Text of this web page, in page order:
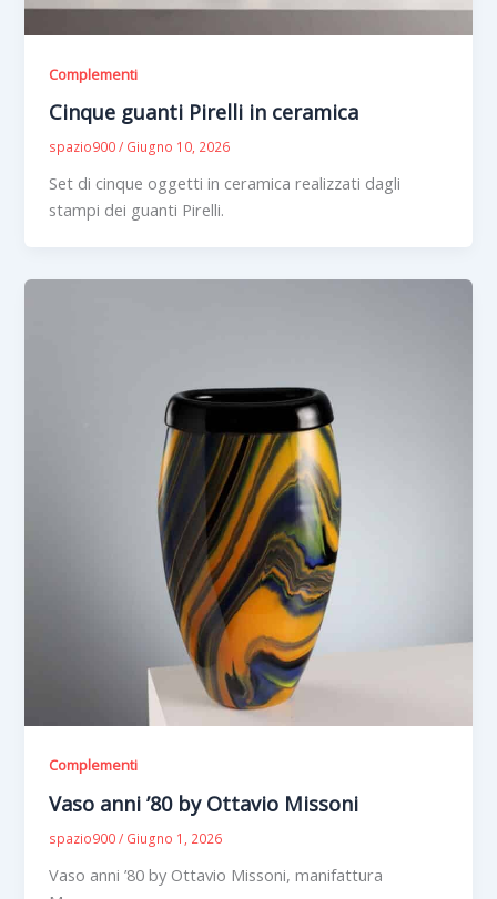
Complementi
Cinque guanti Pirelli in ceramica
spazio900/ Giugno 10, 2026
Set di cinque oggetti in ceramica realizzati dagli
stampi dei guanti Pirelli.
Complementi
Vaso anni ’80 by Ottavio Missoni
spazio900/ Giugno 1, 2026
Vaso anni ’80 by Ottavio Missoni, manifattura